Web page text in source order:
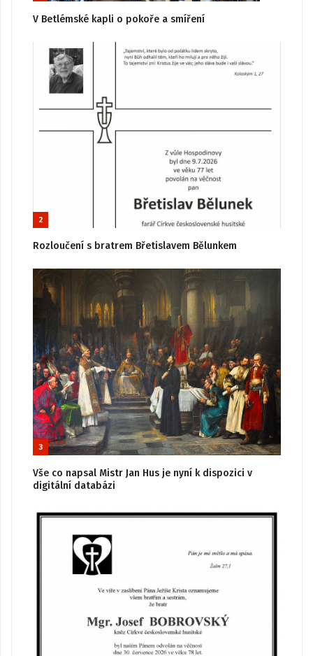
V Betlémské kapli o pokoře a smíření
2
Rozloučení s bratrem Břetislavem Bělunkem
3
Vše co napsal Mistr Jan Hus je nyní k dispozici v
digitální databázi